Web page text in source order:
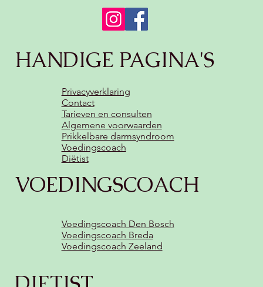
HANDIGE PAGINA'S
Privacyverklaring
Contact
Tarieven en consulten
Algemene voorwaarden
Prikkelbare darmsyndroom
Voedingscoach
Diëtist
VOEDINGSCOACH
Voedingscoach Den Bosch
Voedingscoach Breda
Voedingscoach Zeeland